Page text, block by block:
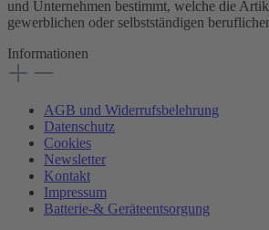
und Unternehmen bestimmt, welche die
gewerblichen oder selbstständigen
Informationen
AGB und Widerrufsbelehrung
Datenschutz
Cookies
Newsletter
Kontakt
Impressum
Batterie-& Geräteentsorgung